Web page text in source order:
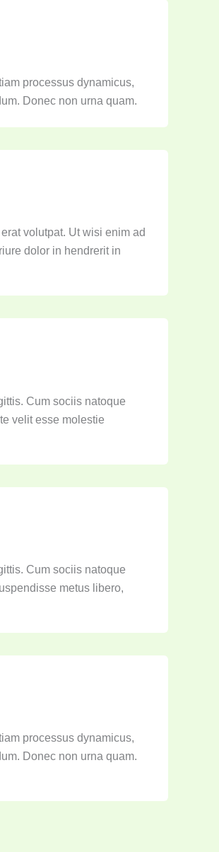
processus dynamicus,
Donec non urna quam.
volutpat. Ut wisi enim ad
dolor in hendrerit in
Cum sociis natoque
velit esse molestie
Cum sociis natoque
metus libero,
processus dynamicus,
Donec non urna quam.